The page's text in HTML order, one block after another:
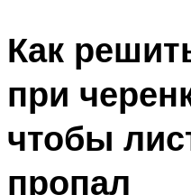
Как
при
чтобы
пропал